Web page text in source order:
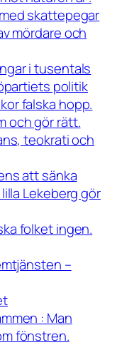
skattepegar
mördare och
i tusentals
politik
falska hopp.
och gör rätt.
teokrati och
att sänka
Lekeberg gör
folket ingen.
–
: Man
fönstren.